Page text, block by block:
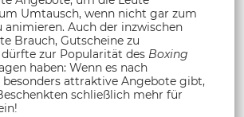
Umtausch, wenn nicht gar zum
animieren. Auch der inzwischen
Brauch, Gutscheine zu
dürfte zur Popularität des Boxing
haben: Wenn es nach
attraktive Angebote gibt,
schließlich mehr für